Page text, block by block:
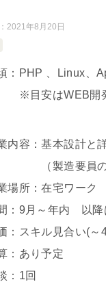
2021年8月20日
：PHP 、Linux、
はWEB開発経
内容：基本設計と
造要員の募集の
場所：在宅ワーク
：9月～年内 以降
：スキル見合い(～
：あり予定
：1回